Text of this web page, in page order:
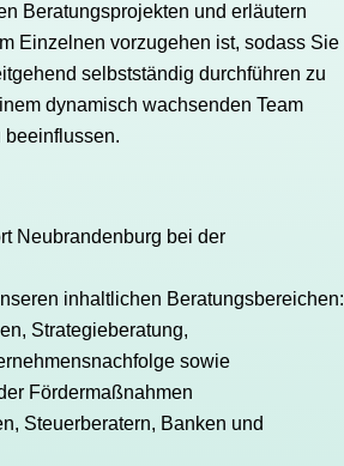
Beratungsprojekten und erläutern
Einzelnen vorzugehen ist, sodass Sie
selbstständig durchführen zu
dynamisch wachsenden Team
beeinflussen.
Neubrandenburg bei der
inhaltlichen Beratungsbereichen:
Strategieberatung,
sowie
Fördermaßnahmen
Steuerberatern, Banken und